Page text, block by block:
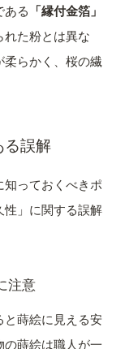
ある 「縁付金箔」
た粉とは異な
柔らかく、桜の繊
る誤解
っておくべきポ
性」に関する誤解
注意
蒔絵に見える安
蒔絵は職人が一